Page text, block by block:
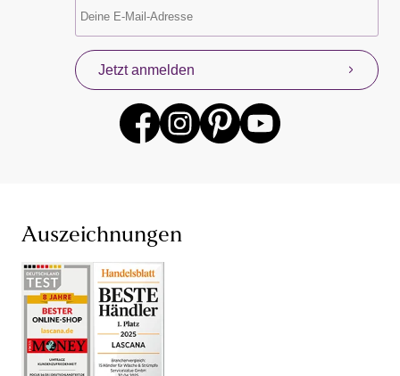
Unterwäsche & Dessous online kaufen
Damenunterwäsche und Dessous von LASCANA und
anderen beliebten Lingerie-Marken gibt es für dich
jederzeit mit neuen Angeboten. Profitiere mit unserem
Konzept „Von Frauen für Frauen“ von unseren eigenen
Erfahrungen mit Damenunterwäsche und Dessous,
großen Größen und ab Cup AA) und Schnitt keine
Grenzen gesetzt. Je nach Anlass bist du so mit einem
Push-up-BH ,Schalen-BH
Damenunterhemd perfekt gekleidet und fühlst dich in
deiner Unterwäsche einfach wohl. Auch von unseren
verführerischen Dessous und sexy Lingerie wirst du
begeistert sein: Mit BH,
Negligé von LASCANA und anderen Dessous-Marken
Jetzt anmelden
Auszeichnungen